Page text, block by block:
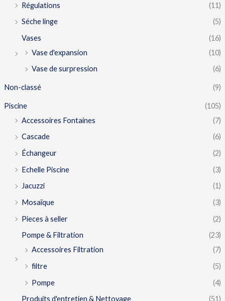
Régulations
(11)
Séche linge
(5)
Vases
(16)
Vase d'expansion
(10)
Vase de surpression
(6)
Non-classé (9)
Piscine
(105)
Accessoires Fontaines
(7)
Cascade
(6)
Échangeur
(2)
Echelle Piscine
(3)
Jacuzzi
(1)
Mosaïque
(3)
Pieces à seller
(2)
Pompe & Filtration
(23)
Accessoires Filtration
(7)
filtre
(5)
Pompe
(4)
Produits d'entretien & Nettoyage
(51)